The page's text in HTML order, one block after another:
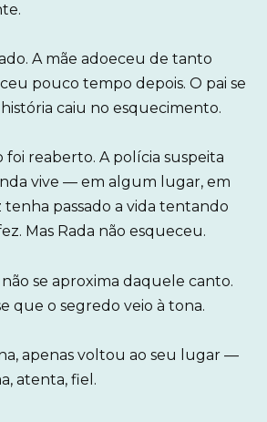
A mãe adoeceu de tanto
pouco tempo depois. O pai se
caiu no esquecimento.
foi reaberto. A polícia suspeita
vive — em algum lugar, em
tenha passado a vida tentando
Mas Rada não esqueceu.
se aproxima daquele canto.
que o segredo veio à tona.
apenas voltou ao seu lugar —
atenta, fiel.